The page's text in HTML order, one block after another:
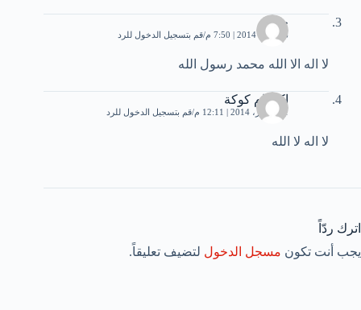
جمال
26 يناير، 2014 | 7:50 م قم بتسجيل الدخول للرد
لا اله الا الله محمد رسول الله
11 فبراير، 2014 | 12:11 م قم بتسجيل الدخول للرد
لا اله لا الله
اترك ردّاً
يجب أنت تكون مسجل الدخول لتضيف تعليقاً.